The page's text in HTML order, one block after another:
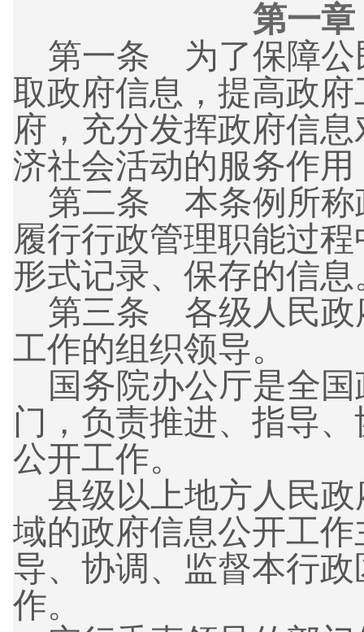
第一
第一条 为了保障公
取政府信息，提高政
府，充分发挥政府信
济社会活动的服务作
第二条 本条例所称
履行行政管理职能过
形式记录、保存的信
第三条 各级人民政
工作的组织领导。
国务院办公厅是全
门，负责推进、指导
公开工作。
县级以上地方人民
域的政府信息公开工
导、协调、监督本行
作。